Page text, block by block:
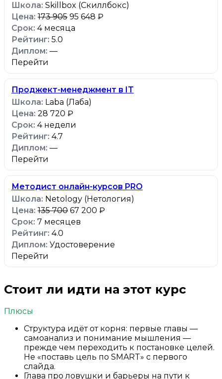
Skillbox (Скиллбокс)
173 905 95 648 ₽
4 месяца
5.0
—
Перейти
Проджект-менеджмент в IT
Laba (Лаба)
28 720 ₽
4 недели
4.7
—
Перейти
Методист онлайн-курсов PRO
Netology (Нетология)
135 700 67 200 ₽
7 месяцев
4.0
Удостоверение
Перейти
Стоит ли идти на этот курс
Плюсы
Структура идёт от корня: первые главы —
самоанализ и понимание мышления —
прежде чем переходить к постановке целей.
Не «поставь цель по SMART» с первого
слайда.
Глава про ловушки и барьеры на пути к